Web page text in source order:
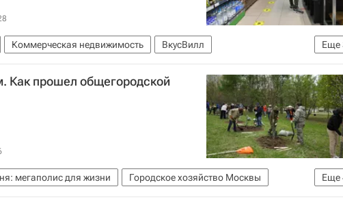
Еще
Коммерческая недвижимость
ВкусВилл
Федеральная служба по надзору в сфере защиты прав потребителей и благополучия человека (Роспотребнадзор)
Как прошел общегородской
Еще
мегаполис для жизни
Городское хозяйство Москвы
Москвы
Городская среда
Благоустройство